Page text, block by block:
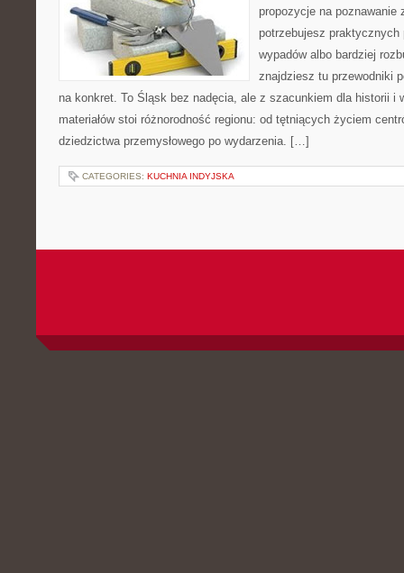
propozycje na
potrzebujesz praktycznych
wypadów albo bardziej
znajdziesz tu przewodniki
na konkret. To Śląsk bez nadęcia, ale z szacunkiem dla historii i
materiałów stoi różnorodność regionu: od tętniących życiem
dziedzictwa przemysłowego po wydarzenia. […]
CATEGORIES: KUCHNIA INDYJSKA